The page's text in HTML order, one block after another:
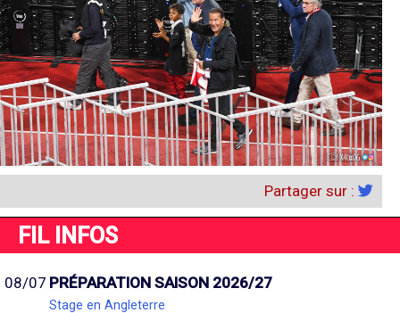
Partager sur :
FIL INFOS
08/07 PRÉPARATION SAISON 2026/27
Stage en Angleterre